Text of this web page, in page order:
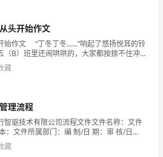
头开始作文
始作文 “丁冬丁冬......”响起了悠扬悦耳的铃
（B）班里还闹哄哄的，大家都按捺不住冲动
这节班队课我们要玩一个十分有趣的游戏??
个游戏是更改了排球，中间
藏
理流程
智驱技术有限公司流程文件文件名称：文件
：文件所属部门：编 制/日 期：审 核/日
期：预研管理流程ZXID-QPYF-01A0研发精
录日--期 修订版
藏